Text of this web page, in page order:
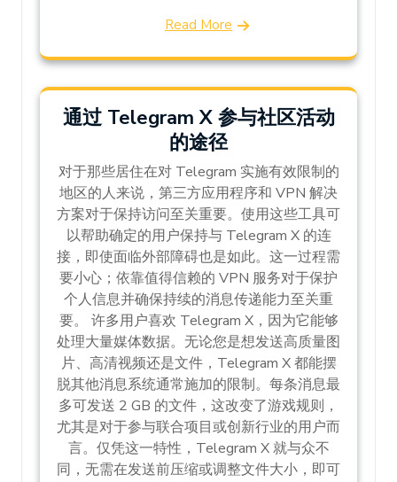
Read More
通过 Telegram X 参与社区活动
的途径
对于那些居住在对 Telegram 实施有效限制的
地区的人来说，第三方应用程序和 VPN 解决
方案对于保持访问至关重要。使用这些工具可
以帮助确定的用户保持与 Telegram X 的连
接，即使面临外部障碍也是如此。这一过程需
要小心；依靠值得信赖的 VPN 服务对于保护
个人信息并确保持续的消息传递能力至关重
要。 许多用户喜欢 Telegram X，因为它能够
处理大量媒体数据。无论您是想发送高质量图
片、高清视频还是文件，Telegram X 都能摆
脱其他消息系统通常施加的限制。每条消息最
多可发送 2 GB 的文件，这改变了游戏规则，
尤其是对于参与联合项目或创新行业的用户而
言。仅凭这一特性，Telegram X 就与众不
同，无需在发送前压缩或调整文件大小，即可